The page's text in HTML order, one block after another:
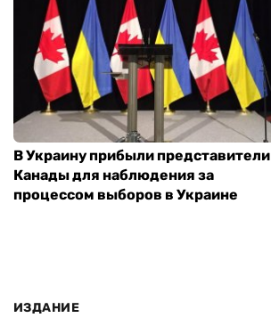
В Украину прибыли представители
Канады для наблюдения за
процессом выборов в Украине
ИЗДАНИЕ